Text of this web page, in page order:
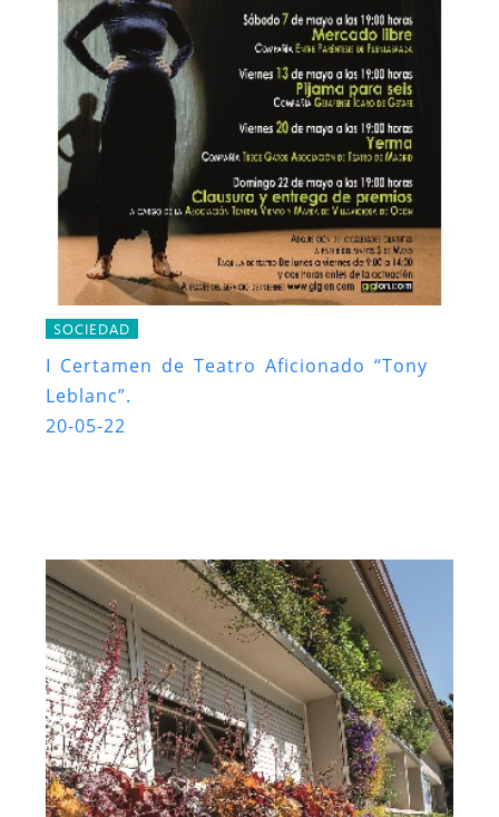
SOCIEDAD
I Certamen de Teatro Aficionado “Tony
Leblanc”.
20-05-22